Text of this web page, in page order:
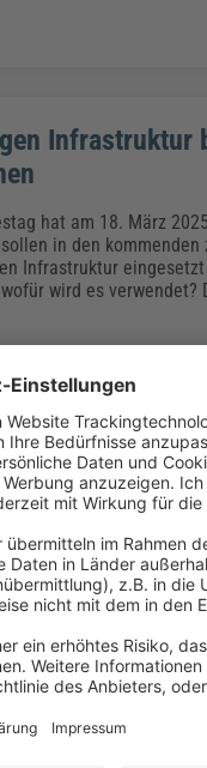
Infrastruktur
hat am 18. März
in den
Infrastruktur
wird es verwendet?
Mehr als
gesetzliche
und
funktionalen Vorteile
Denkmalschutz
gesetzlichen Vorgaben
– für Eigentümer,